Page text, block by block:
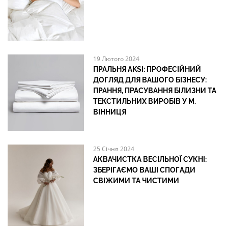
19 Лютого 2024
ПРАЛЬНЯ AKSI: ПРОФЕСІЙНИЙ
ДОГЛЯД ДЛЯ ВАШОГО БІЗНЕСУ:
ПРАННЯ, ПРАСУВАННЯ БІЛИЗНИ ТА
ТЕКСТИЛЬНИХ ВИРОБІВ У М.
ВІННИЦЯ
25 Січня 2024
АКВАЧИСТКА ВЕСІЛЬНОЇ СУКНІ:
ЗБЕРІГАЄМО ВАШІ СПОГАДИ
СВІЖИМИ ТА ЧИСТИМИ